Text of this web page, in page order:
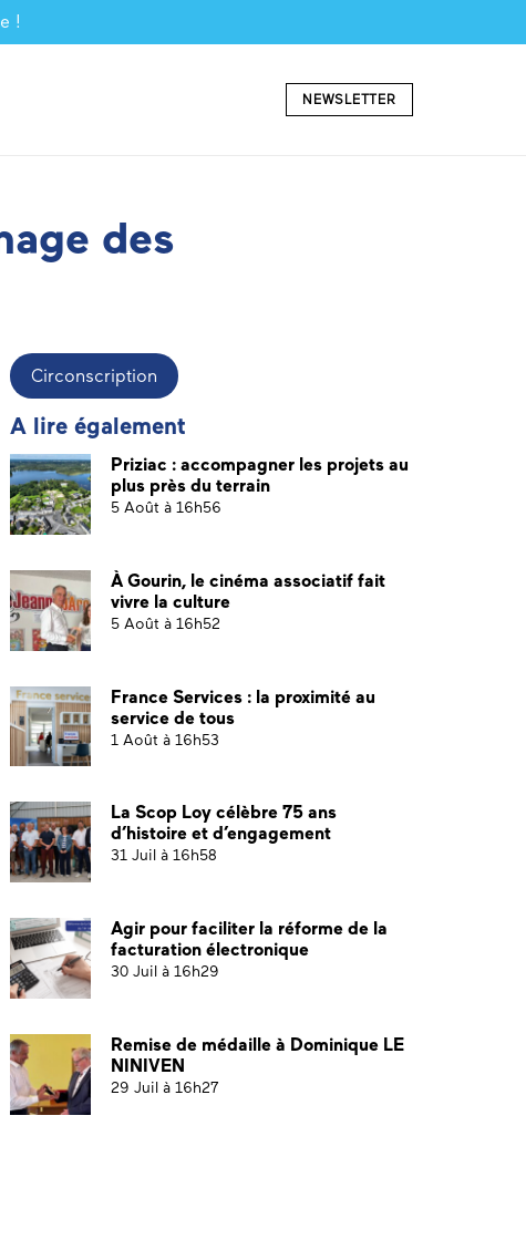
!
NEWSLETTER
des
Circonscription
A lire également
Priziac : accompagner les projets au
plus près du terrain
5 Août à 16h56
À Gourin, le cinéma associatif fait
vivre la culture
5 Août à 16h52
France Services : la proximité au
service de tous
1 Août à 16h53
La Scop Loy célèbre 75 ans
d’histoire et d’engagement
31 Juil à 16h58
Agir pour faciliter la réforme de la
facturation électronique
30 Juil à 16h29
Remise de médaille à Dominique LE
NINIVEN
29 Juil à 16h27